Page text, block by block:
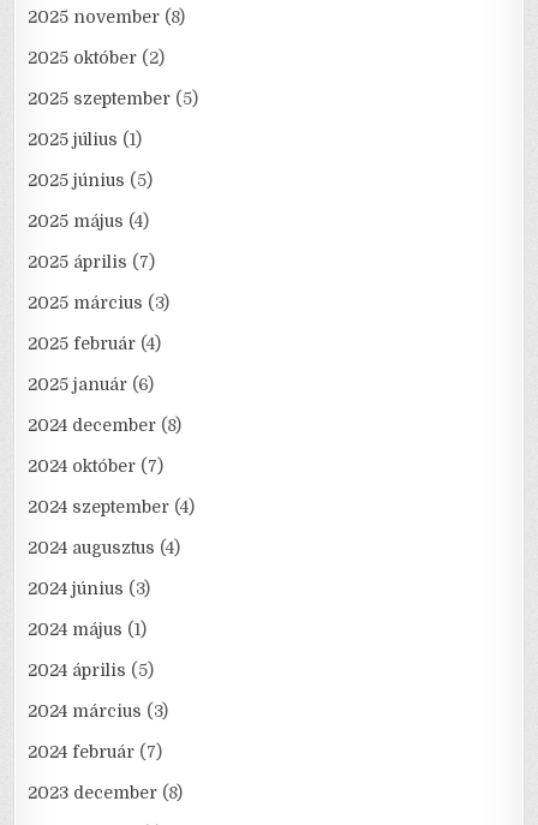
2025 november (8)
2025 október (2)
2025 szeptember (5)
2025 július (1)
2025 június (5)
2025 május (4)
2025 április (7)
2025 március (3)
2025 február (4)
2025 január (6)
2024 december (8)
2024 október (7)
2024 szeptember (4)
2024 augusztus (4)
2024 június (3)
2024 május (1)
2024 április (5)
2024 március (3)
2024 február (7)
2023 december (8)